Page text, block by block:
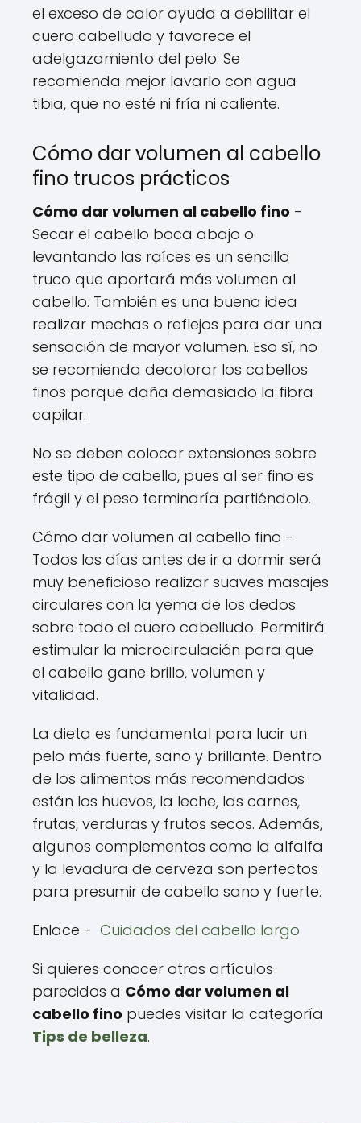
el exceso de calor ayuda a debilitar el
cuero cabelludo y favorece el
adelgazamiento del pelo. Se
recomienda mejor lavarlo con agua
tibia, que no esté ni fría ni caliente.
Cómo dar volumen al cabello
fino trucos prácticos
Cómo dar volumen al cabello fino -
Secar el cabello boca abajo o
levantando las raíces es un sencillo
truco que aportará más volumen al
cabello. También es una buena idea
realizar mechas o reflejos para dar una
sensación de mayor volumen. Eso sí, no
se recomienda decolorar los cabellos
finos porque daña demasiado la fibra
capilar.
No se deben colocar extensiones sobre
este tipo de cabello, pues al ser fino es
frágil y el peso terminaría partiéndolo.
Cómo dar volumen al cabello fino -
Todos los días antes de ir a dormir será
muy beneficioso realizar suaves masajes
circulares con la yema de los dedos
sobre todo el cuero cabelludo. Permitirá
estimular la microcirculación para que
el cabello gane brillo, volumen y
vitalidad.
La dieta es fundamental para lucir un
pelo más fuerte, sano y brillante. Dentro
de los alimentos más recomendados
están los huevos, la leche, las carnes,
frutas, verduras y frutos secos. Además,
algunos complementos como la alfalfa
y la levadura de cerveza son perfectos
para presumir de cabello sano y fuerte.
Enlace - Cuidados del cabello largo
Si quieres conocer otros artículos
parecidos a Cómo dar volumen al
cabello fino puedes visitar la categoría
Tips de belleza.